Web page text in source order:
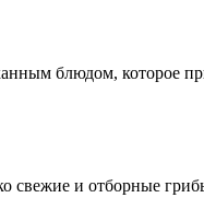
блюдом, которое
свежие и отборные